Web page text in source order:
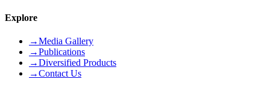
Explore
→Media Gallery
→Publications
→Diversified Products
→Contact Us